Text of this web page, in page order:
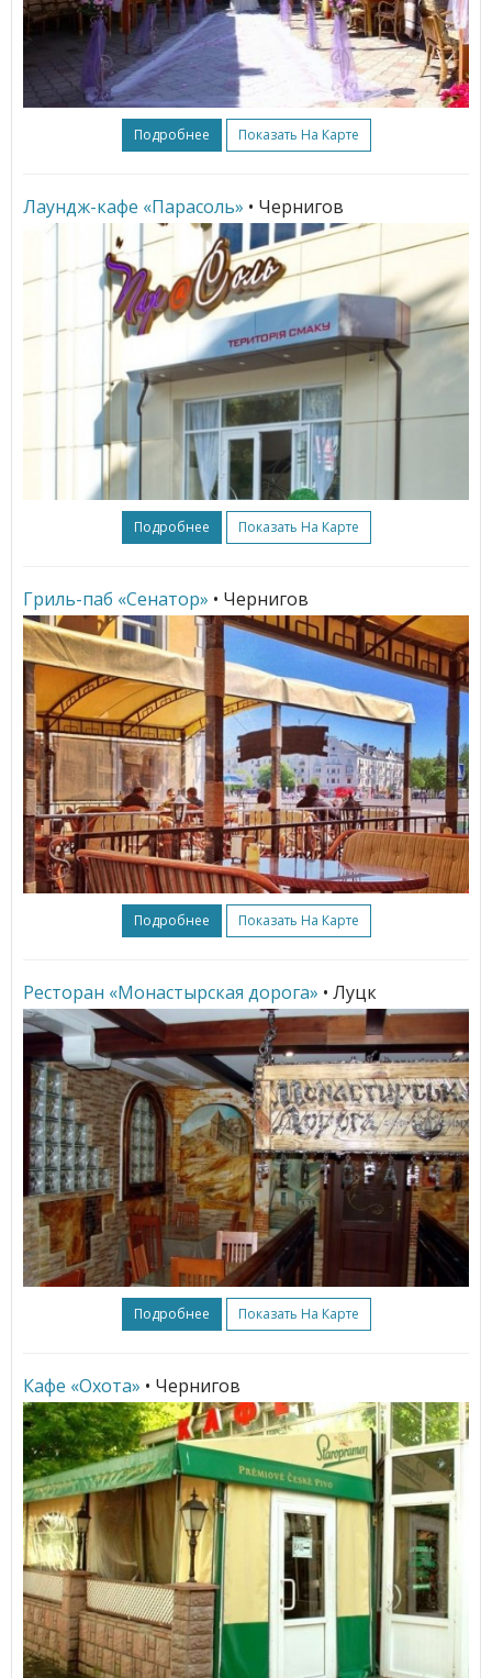
Подробнее Показать На Карте
Лаундж-кафе «Парасоль» • Чернигов
Подробнее Показать На Карте
Гриль-паб «Сенатор» • Чернигов
Подробнее Показать На Карте
Ресторан «Монастырская дорога» • Луцк
Подробнее Показать На Карте
Кафе «Охота» • Чернигов